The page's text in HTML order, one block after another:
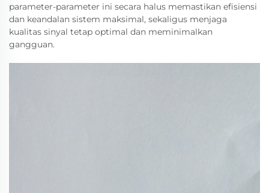
parameter-parameter ini secara halus memastikan efisiensi
dan keandalan sistem maksimal, sekaligus menjaga
kualitas sinyal tetap optimal dan meminimalkan
gangguan.